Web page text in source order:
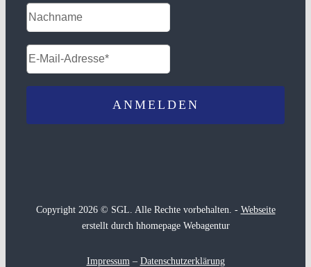
Copyright 2026 © SGL. Alle Rechte vorbehalten. - Webseite
erstellt durch hhomepage Webagentur
Impressum – Datenschutzerklärung